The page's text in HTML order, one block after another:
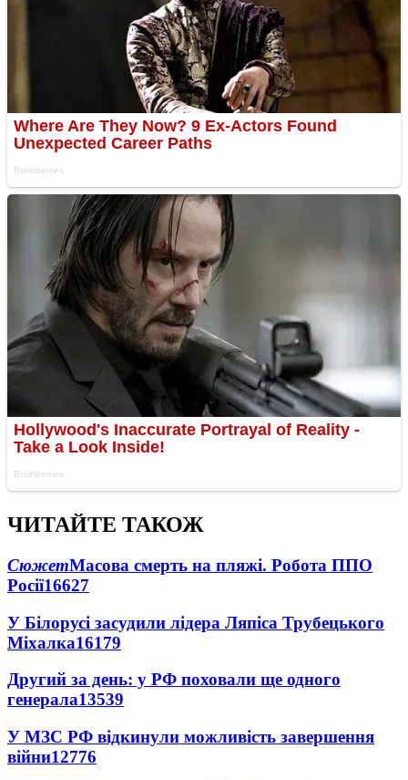
ЧИТАЙТЕ ТАКОЖ
СюжетМасова смерть на пляжі. Робота ППО
Росії16627
У Білорусі засудили лідера Ляпіса Трубецького
Міхалка16179
Другий за день: у РФ поховали ще одного
генерала13539
У МЗС РФ відкинули можливість завершення
війни12776